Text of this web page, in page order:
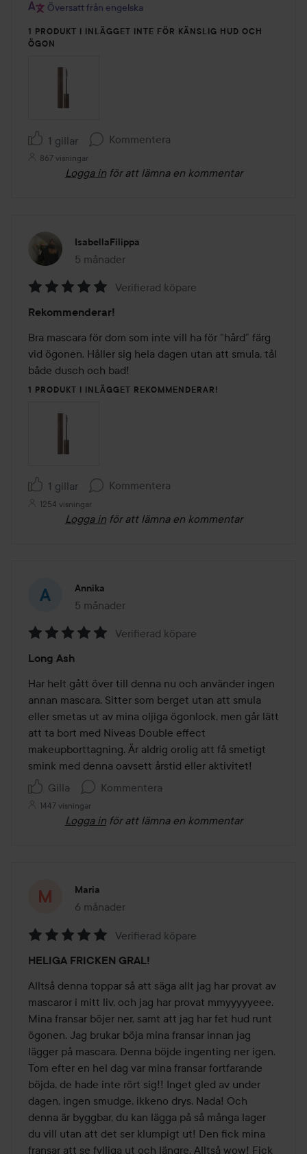
Översatt från engelska
1 PRODUKT I INLÄGGET INTE FÖR KÄNSLIG HUD OCH
ÖGON
1 gillar Kommentera
867 visningar
Logga in för att lämna en kommentar
IsabellaFilippa
5 månader
Inlägget skapades 5 månader
5
av
5
Verifierad köpare
Rekommenderar!
Bra mascara för dom som inte vill ha för ”hård” färg
vid ögonen. Håller sig hela dagen utan att smula, tål
både dusch och bad!
1 PRODUKT I INLÄGGET REKOMMENDERAR!
1 gillar Kommentera
1254 visningar
Logga in för att lämna en kommentar
Annika
5 månader
Inlägget skapades 5 månader
5
av
5
Verifierad köpare
Long Ash
Har helt gått över till denna nu och använder ingen
annan mascara. Sitter som berget utan att smula
eller smetas ut av mina oljiga ögonlock, men går lätt
att ta bort med Niveas Double effect
makeupborttagning. Är aldrig orolig att få smetigt
smink med denna oavsett årstid eller aktivitet!
Gilla
Kommentera
1447 visningar
Logga in för att lämna en kommentar
Maria
6 månader
Inlägget skapades 6 månader
5
av
5
Verifierad köpare
HELIGA FRICKEN GRAL!
Alltså denna toppar så att säga allt jag har provat av
mascaror i mitt liv, och jag har provat mmyyyyyeee.
Mina fransar böjer ner, samt att jag har fet hud runt
ögonen. Jag brukar böja mina fransar innan jag
lägger på mascara. Denna böjde ingenting ner igen.
Tom efter en hel dag var mina fransar fortfarande
böjda, de hade inte rört sig!! Inget gled av under
dagen, ingen smudge, ikkeno drys. Nada! Och
denna är byggbar, du kan lägga på så många lager
du vill utan att det ser klumpigt ut! Den fick mina
fransar att se fylliga ut och längre. Alltså wow! Fick